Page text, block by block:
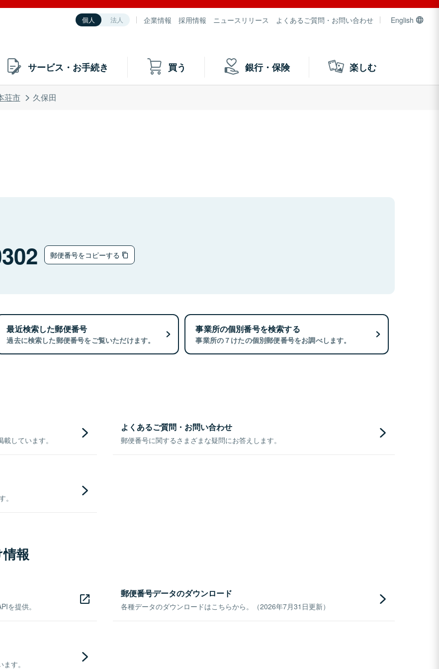
個人 法人 企業情報 採用情報 ニュースリリース よくあるご質問・お問い合わせ English
サービス・お手続き 買う 銀行・保険 楽しむ
荘市 久保田
郵便番号をコピーする
最近検索した郵便番号
過去に検索した郵便番号をご覧いただけます。
事業所の個別番号を検索する
事業所の７けたの個別郵便番号をお調べします。
しています。
よくあるご質問・お問い合わせ
郵便番号に関するさまざまな疑問にお答えします。
報
を提供。
郵便番号データのダウンロード
各種データのダウンロードはこちらから。（2026年7月31日更新）
す。